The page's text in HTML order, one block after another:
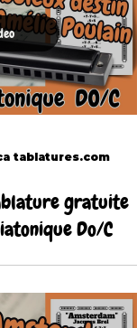
tablatures.com
gratuite
Do/C